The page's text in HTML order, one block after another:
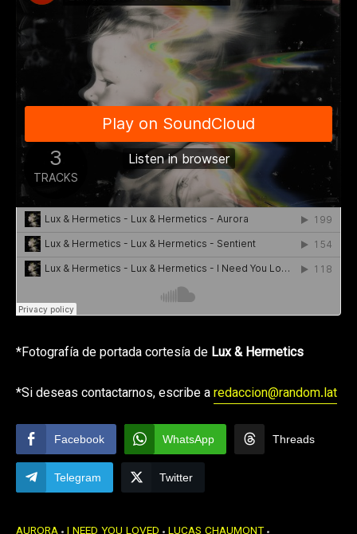
*Fotografía de portada cortesía de Lux & Hermetics
*Si deseas contactarnos, escribe aredaccion@random.lat
Facebook WhatsApp Threads
Telegram Twitter